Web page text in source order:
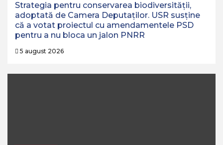
Strategia pentru conservarea biodiversităţii,
adoptată de Camera Deputaţilor. USR susține
că a votat proiectul cu amendamentele PSD
pentru a nu bloca un jalon PNRR
5 august 2026